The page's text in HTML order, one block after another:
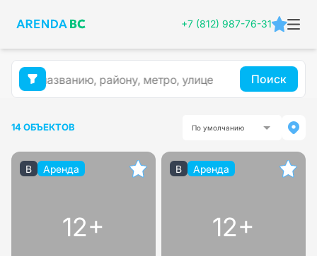
+7 (812) 987-76-31
Поиск
14 ОБЪЕКТОВ По умолчанию
B Аренда
12+
B Аренда
12+